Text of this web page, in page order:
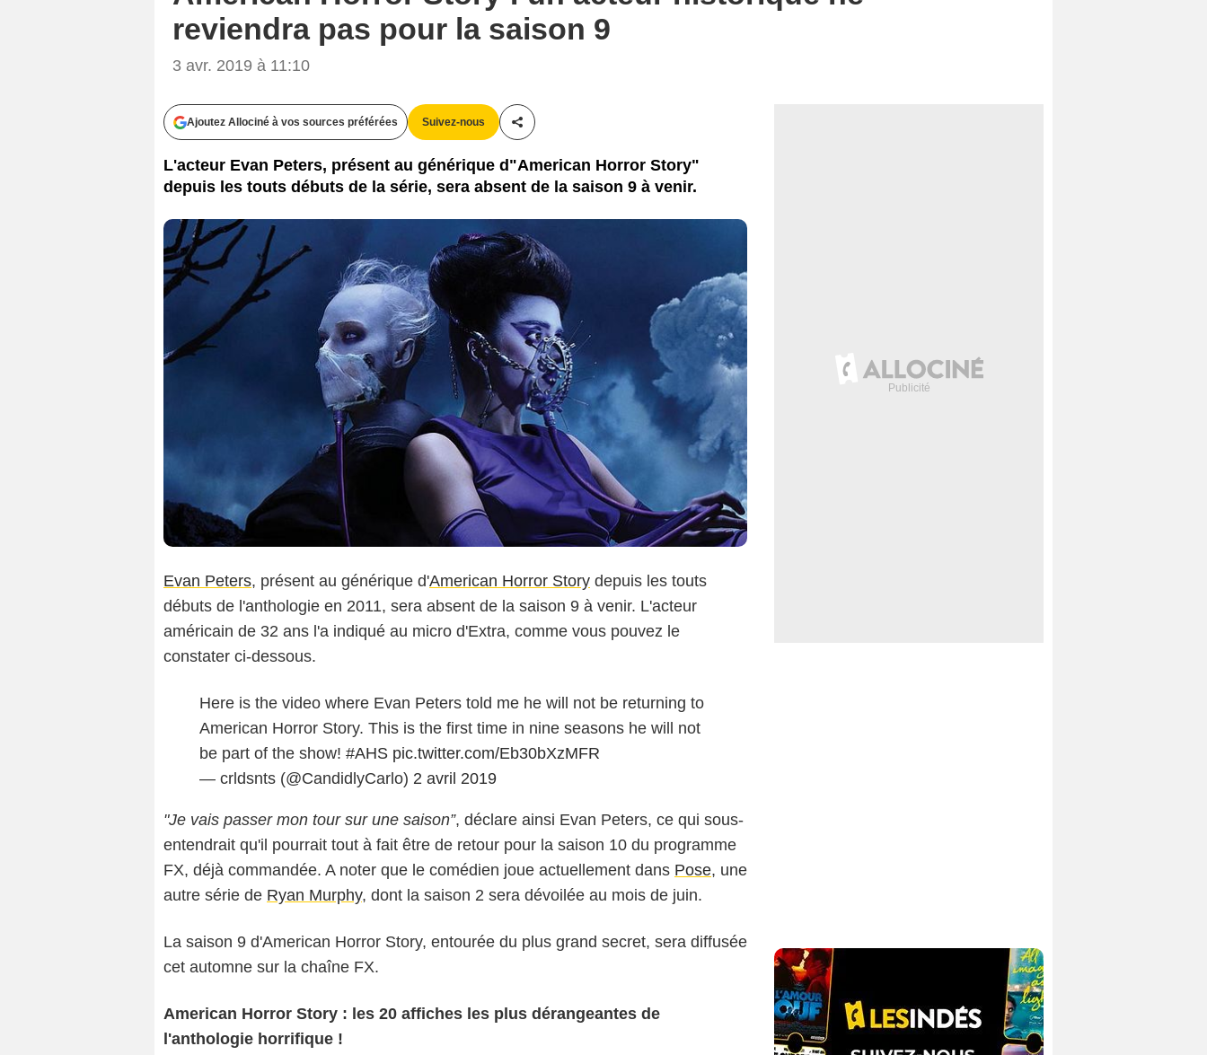
reviendra pas pour la saison 9
3 avr. 2019 à 11:10
Ajoutez Allociné à vos sources préférées Suivez-nous
Partager cet article
L'acteur Evan Peters, présent au générique d"American Horror Story"
depuis les touts débuts de la série, sera absent de la saison 9 à venir.
Evan Peters, présent au générique d'American Horror Story depuis les touts
débuts de l'anthologie en 2011, sera absent de la saison 9 à venir. L'acteur
américain de 32 ans l'a indiqué au micro d'Extra, comme vous pouvez le
constater ci-dessous.
Here is the video where Evan Peters told me he will not be returning to
American Horror Story. This is the first time in nine seasons he will not
be part of the show! #AHS pic.twitter.com/Eb30bXzMFR
— crldsnts (@CandidlyCarlo) 2 avril 2019
"Je vais passer mon tour sur une saison”, déclare ainsi Evan Peters, ce qui sous-
entendrait qu'il pourrait tout à fait être de retour pour la saison 10 du programme
FX, déjà commandée. A noter que le comédien joue actuellement dans Pose, une
autre série de Ryan Murphy, dont la saison 2 sera dévoilée au mois de juin.
La saison 9 d'American Horror Story, entourée du plus grand secret, sera diffusée
cet automne sur la chaîne FX.
American Horror Story : les 20 affiches les plus dérangeantes de
l'anthologie horrifique !